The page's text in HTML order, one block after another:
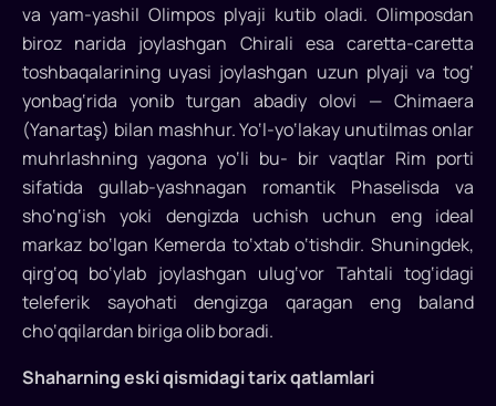
va yam-yashil Olimpos plyaji kutib oladi. Olimposdan
biroz narida joylashgan Chirali esa caretta-caretta
toshbaqalarining uyasi joylashgan uzun plyaji va tog‘
yonbag‘rida yonib turgan abadiy olovi — Chimaera
(Yanartaş) bilan mashhur. Yo‘l-yo‘lakay unutilmas onlar
muhrlashning yagona yo‘li bu- bir vaqtlar Rim porti
sifatida gullab-yashnagan romantik Phaselisda va
sho‘ng‘ish yoki dengizda uchish uchun eng ideal
markaz bo‘lgan Kemerda to‘xtab o‘tishdir. Shuningdek,
qirg‘oq bo‘ylab joylashgan ulug‘vor Tahtali tog‘idagi
teleferik sayohati dengizga qaragan eng baland
cho‘qqilardan biriga olib boradi.
Shaharning eski qismidagi tarix qatlamlari